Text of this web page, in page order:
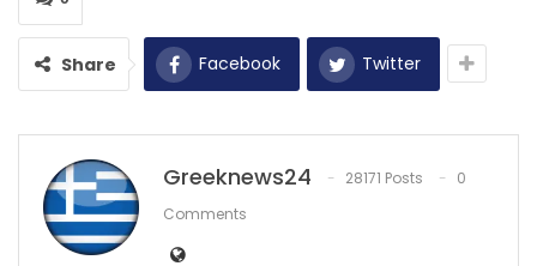
Share Facebook Twitter
Greeknews24 28171 Posts
0
Comments